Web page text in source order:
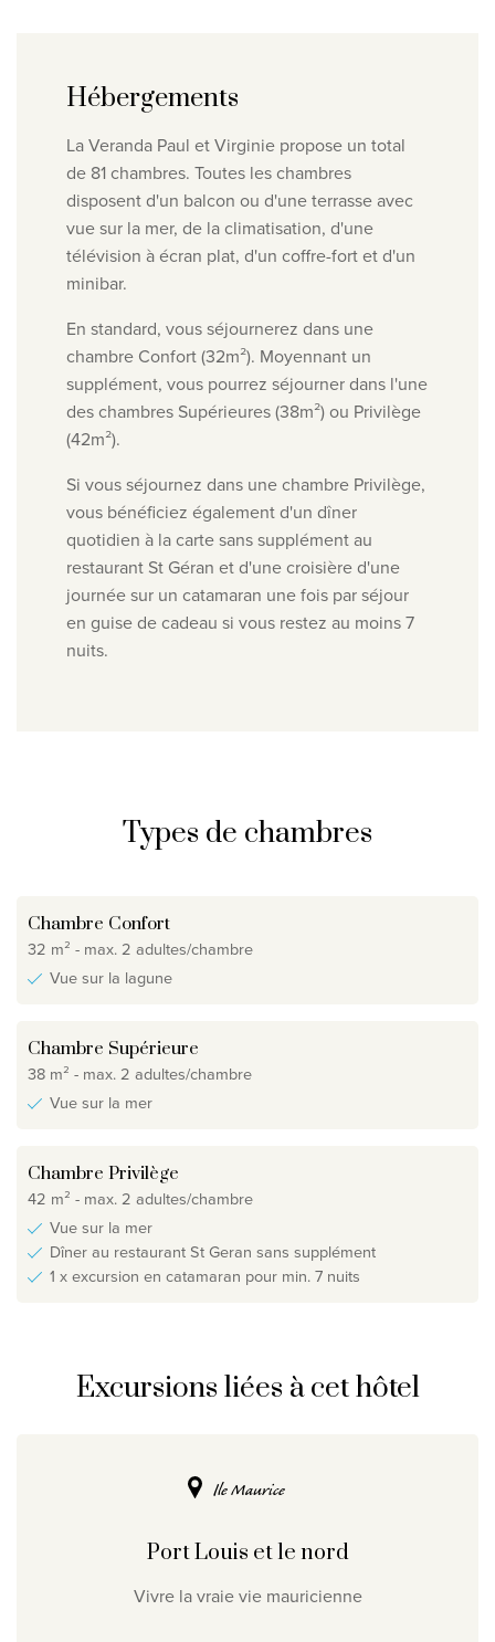
Hébergements
La Veranda Paul et Virginie propose un total
de 81 chambres. Toutes les chambres
disposent d'un balcon ou d'une terrasse avec
vue sur la mer, de la climatisation, d'une
télévision à écran plat, d'un coffre-fort et d'un
minibar.
En standard, vous séjournerez dans une
chambre Confort (32m²). Moyennant un
supplément, vous pourrez séjourner dans l'une
des chambres Supérieures (38m²) ou Privilège
(42m²).
Si vous séjournez dans une chambre Privilège,
vous bénéficiez également d'un dîner
quotidien à la carte sans supplément au
restaurant St Géran et d'une croisière d'une
journée sur un catamaran une fois par séjour
en guise de cadeau si vous restez au moins 7
nuits.
Types de chambres
Chambre Confort
32 m² - max. 2 adultes/chambre
Vue sur la lagune
Chambre Supérieure
38 m² - max. 2 adultes/chambre
Vue sur la mer
Chambre Privilège
42 m² - max. 2 adultes/chambre
Vue sur la mer
Dîner au restaurant St Geran sans supplément
1 x excursion en catamaran pour min. 7 nuits
Excursions liées à cet hôtel
Ile Maurice
Port Louis et le nord
Vivre la vraie vie mauricienne